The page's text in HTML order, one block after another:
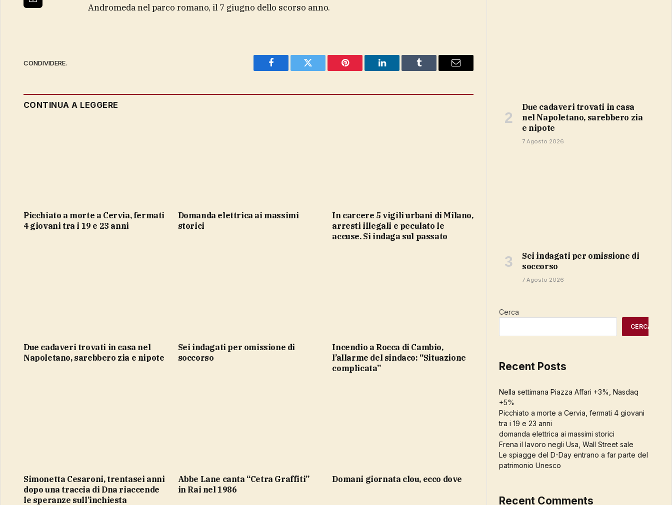
Andromeda nel parco romano, il 7 giugno dello scorso anno.
CONDIVIDERE.
Facebook Twitter Pinterest LinkedIn Tumblr Email
CONTINUA A LEGGERE
Picchiato a morte a Cervia, fermati
4 giovani tra i 19 e 23 anni
domanda elettrica ai massimi
storici
In carcere 5 vigili urbani di Milano,
arresti illegali e peculato le
accuse. Si indaga sul passato
Due cadaveri trovati in casa nel
Napoletano, sarebbero zia e nipote
sei indagati per omissione di
soccorso
Incendio a Rocca di Cambio,
l’allarme del sindaco: “Situazione
complicata”
Simonetta Cesaroni, trentasei anni
dopo una traccia di Dna riaccende
le speranze sull’inchiesta
Abbe Lane canta “Cetra Graffiti”
in Rai nel 1986
domani giornata clou, ecco dove
Due cadaveri trovati in casa
nel Napoletano, sarebbero zia
e nipote
7 Agosto 2026
sei indagati per omissione di
soccorso
7 Agosto 2026
Cerca
CERCA
Recent Posts
Nella settimana Piazza Affari +3%, Nasdaq
+5%
Picchiato a morte a Cervia, fermati 4 giovani
tra i 19 e 23 anni
domanda elettrica ai massimi storici
Frena il lavoro negli Usa, Wall Street sale
Le spiagge del D-Day entrano a far parte del
patrimonio Unesco
Recent Comments